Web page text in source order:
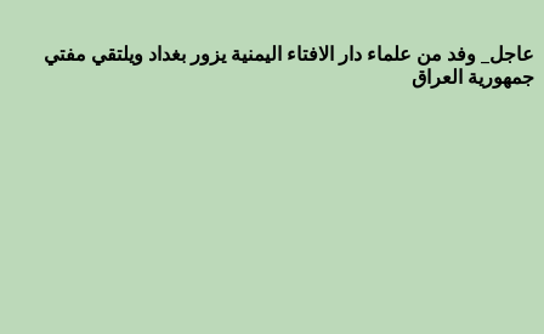
عاجل_ وفد من علماء دار الافتاء اليمنية يزور بغداد ويلتقي مفتي
جمهورية العراق